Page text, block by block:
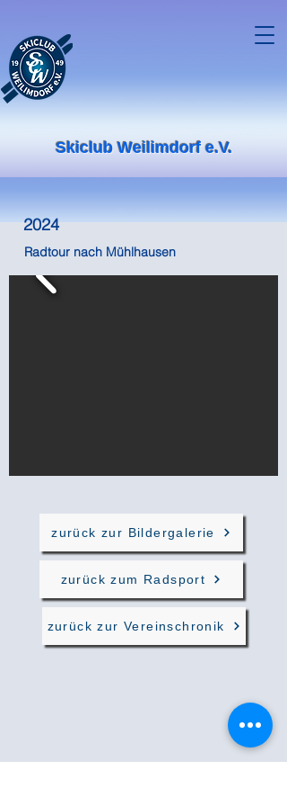
Skiclub Weilimdorf e.V.
2024
Radtour nach Mühlhausen
zurück zur Bildergalerie
zurück zum Radsport
zurück zur Vereinschronik